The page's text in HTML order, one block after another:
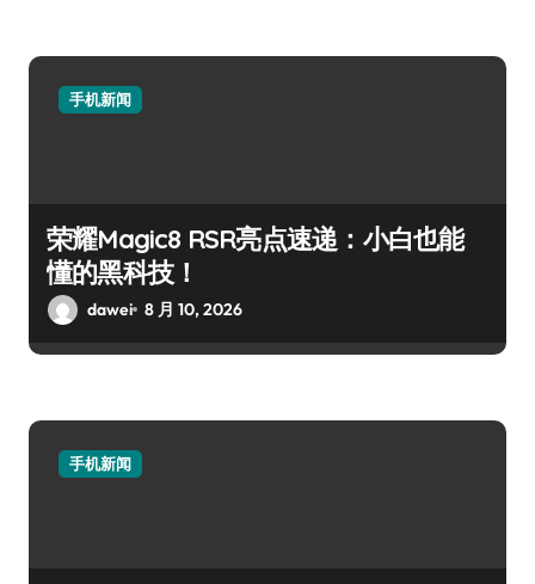
手机新闻
荣耀Magic8 RSR亮点速递：小白也能
懂的黑科技！
dawei 8 月 10, 2026
手机新闻